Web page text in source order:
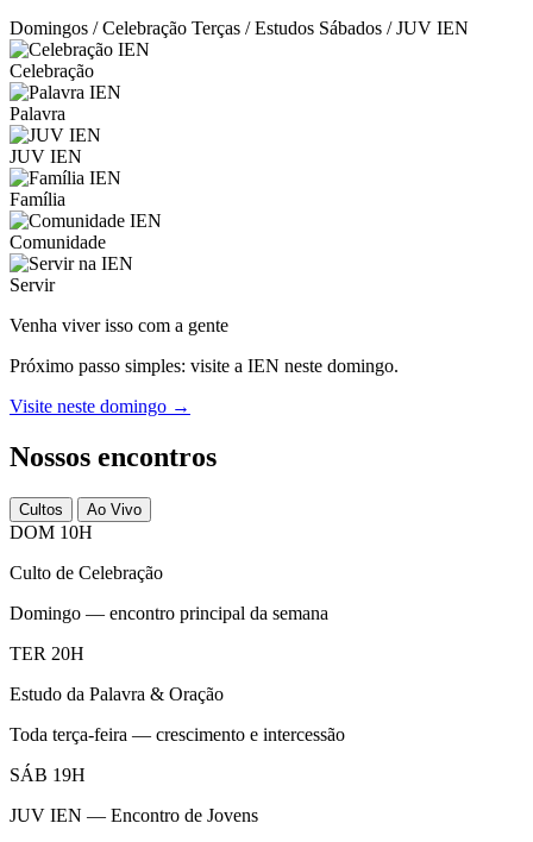
Domingos / Celebração Terças / Estudos Sábados / JUV IEN
Celebração
Palavra
JUV IEN
Família
Comunidade
Servir
Venha viver isso com a gente
Próximo passo simples: visite a IEN neste domingo.
Visite neste domingo →
Nossos encontros
Cultos Ao Vivo
DOM 10H
Culto de Celebração
Domingo — encontro principal da semana
TER 20H
Estudo da Palavra & Oração
Toda terça-feira — crescimento e intercessão
SÁB 19H
JUV IEN — Encontro de Jovens